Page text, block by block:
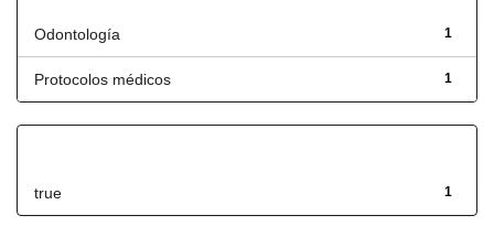
1
Odontología
1
Protocolos médicos
1
true